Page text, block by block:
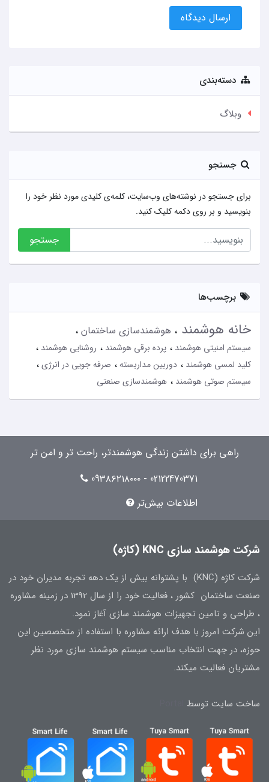
ارسال دیدگاه
دسته‌بندی
وبلاگ
جستجو
برای جستجو در نوشته‌های وب‌سایت، کلمه‌ی کلیدی مورد نظر خود را
بنویسید و بر روی دکمه کلیک کنید.
جستجو
برچسب‌ها
خانه هوشمند هوشمندسازی ساختمان
سیستم امنیتی هوشمند پرده برقی هوشمند
روشنایی هوشمند
کلید لمسی هوشمند
دوربین مداربسته
صرفه جویی در انرژی
سیستم صوتی هوشمند
هوشمندسازی صنعتی
راهی برای داشتن زندگی هوشمندتر، راحت تر و امن تر
02122470371 - 09۳۸۶۲۱۸۰۰۰
اطلاعات بیش‌تر
شرکت هوشمند سازی KNC (کاژه)
شرکت کاژه (KNC) با پشتوانه بیش از یک دهه تجربه مدیران خود در
صنعت ساختمان کشور ، فعالیت خود را از سال 1392 در زمینه مشاوره
، طراحی و تامین تجهیزات هوشمند سازی آغاز نمود.
این شرکت امروز با هدف ارائه مشاوره با استفاده از متخصصین این
حوزه، در جهت انتخاب مناسب سیستم هوشمند سازی مورد نظر
مشتریان فعالیت میکند.
ساخت سایت توسط